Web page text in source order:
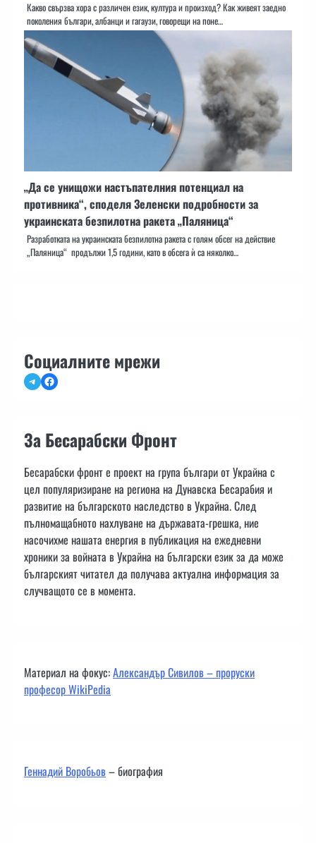
Какво свързва хора с различен език, култура и произход? Как живеят заедно
поколения българи, албанци и гагаузи, говорещи на поне…
„Да се унищожи настъпателния потенциал на
противника“, споделя Зеленски подробности за
украинската безпилотна ракета „Паляница“
Разработката на украинската безпилотна ракета с голям обсег на действие
„Паляница“ продължи 1,5 години, като в обсега ѝ са няколко…
Социалните мрежи
TelegramFacebook
За Бесарабски Фронт
Бесарабски фронт е проект на група българи от Украйна с
цел популяризиране на региона на Дунавска Бесарабия и
развитие на българското наследство в Украйна. След
пълномащабното нахлуване на държавата-грешка, ние
насочихме нашата енергия в публикация на ежедневни
хроники за войната в Украйна на български език за да може
българският читател да получава актуална информация за
случващото се в момента.
Материал на фокус:Александър Сивилов – проруски
професор WikiPedia
Геннадий Воробьов– биография